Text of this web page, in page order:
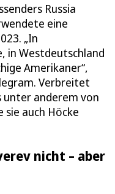
Russia
eine
„In
in Westdeutschland
Amerikaner“,
Verbreitet
unter anderem von
sie auch Höcke
nicht – aber